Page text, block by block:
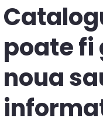
poate fi
noua